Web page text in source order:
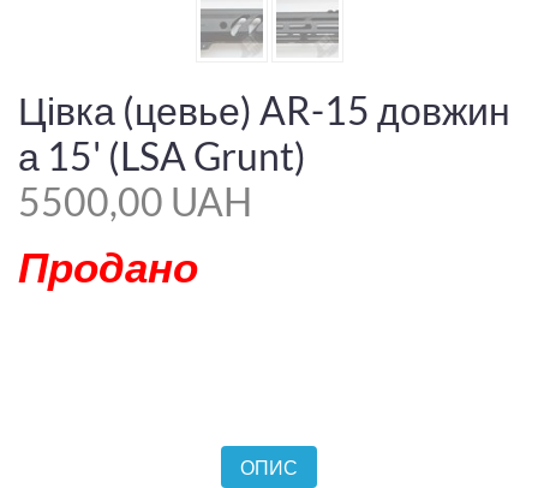
Цівка (цевье) AR-15 довжин
а 15' (LSA Grunt)
5500,00 UAH
Продано
ОПИС